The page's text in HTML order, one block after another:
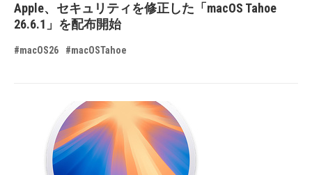
Apple、セキュリティを修正した「macOS Tahoe
26.6.1」を配布開始
#macOS26 #macOSTahoe